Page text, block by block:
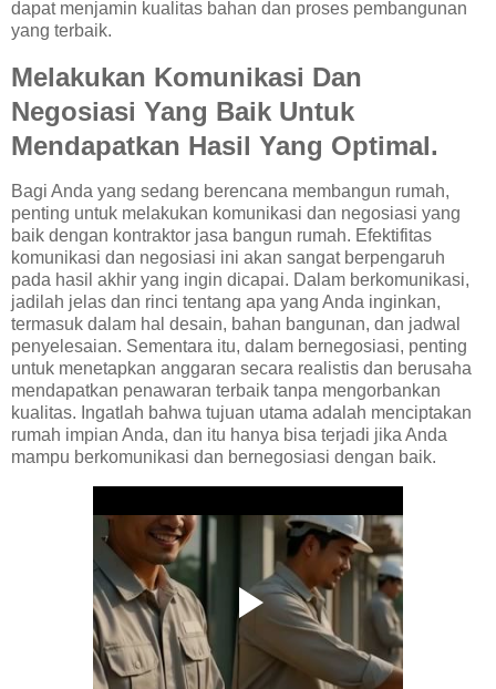
dapat menjamin kualitas bahan dan proses pembangunan
yang terbaik.
Melakukan Komunikasi Dan
Negosiasi Yang Baik Untuk
Mendapatkan Hasil Yang Optimal.
Bagi Anda yang sedang berencana membangun rumah,
penting untuk melakukan komunikasi dan negosiasi yang
baik dengan kontraktor jasa bangun rumah. Efektifitas
komunikasi dan negosiasi ini akan sangat berpengaruh
pada hasil akhir yang ingin dicapai. Dalam berkomunikasi,
jadilah jelas dan rinci tentang apa yang Anda inginkan,
termasuk dalam hal desain, bahan bangunan, dan jadwal
penyelesaian. Sementara itu, dalam bernegosiasi, penting
untuk menetapkan anggaran secara realistis dan berusaha
mendapatkan penawaran terbaik tanpa mengorbankan
kualitas. Ingatlah bahwa tujuan utama adalah menciptakan
rumah impian Anda, dan itu hanya bisa terjadi jika Anda
mampu berkomunikasi dan bernegosiasi dengan baik.